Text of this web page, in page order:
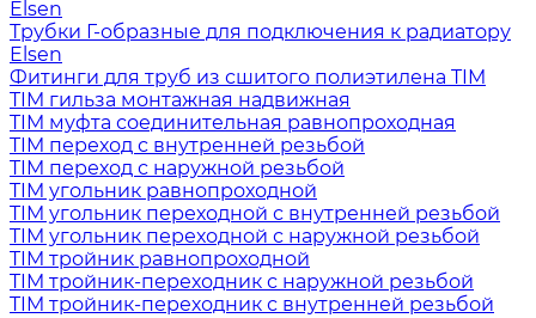
Elsen
Трубки Г-образные для подключения к радиатору
Elsen
Фитинги для труб из сшитого полиэтилена TIM
TIM гильза монтажная надвижная
TIM муфта соединительная равнопроходная
TIM переход с внутренней резьбой
TIM переход с наружной резьбой
TIM угольник равнопроходной
TIM угольник переходной с внутренней резьбой
TIM угольник переходной с наружной резьбой
TIM тройник равнопроходной
TIM тройник-переходник с наружной резьбой
TIM тройник-переходник с внутренней резьбой